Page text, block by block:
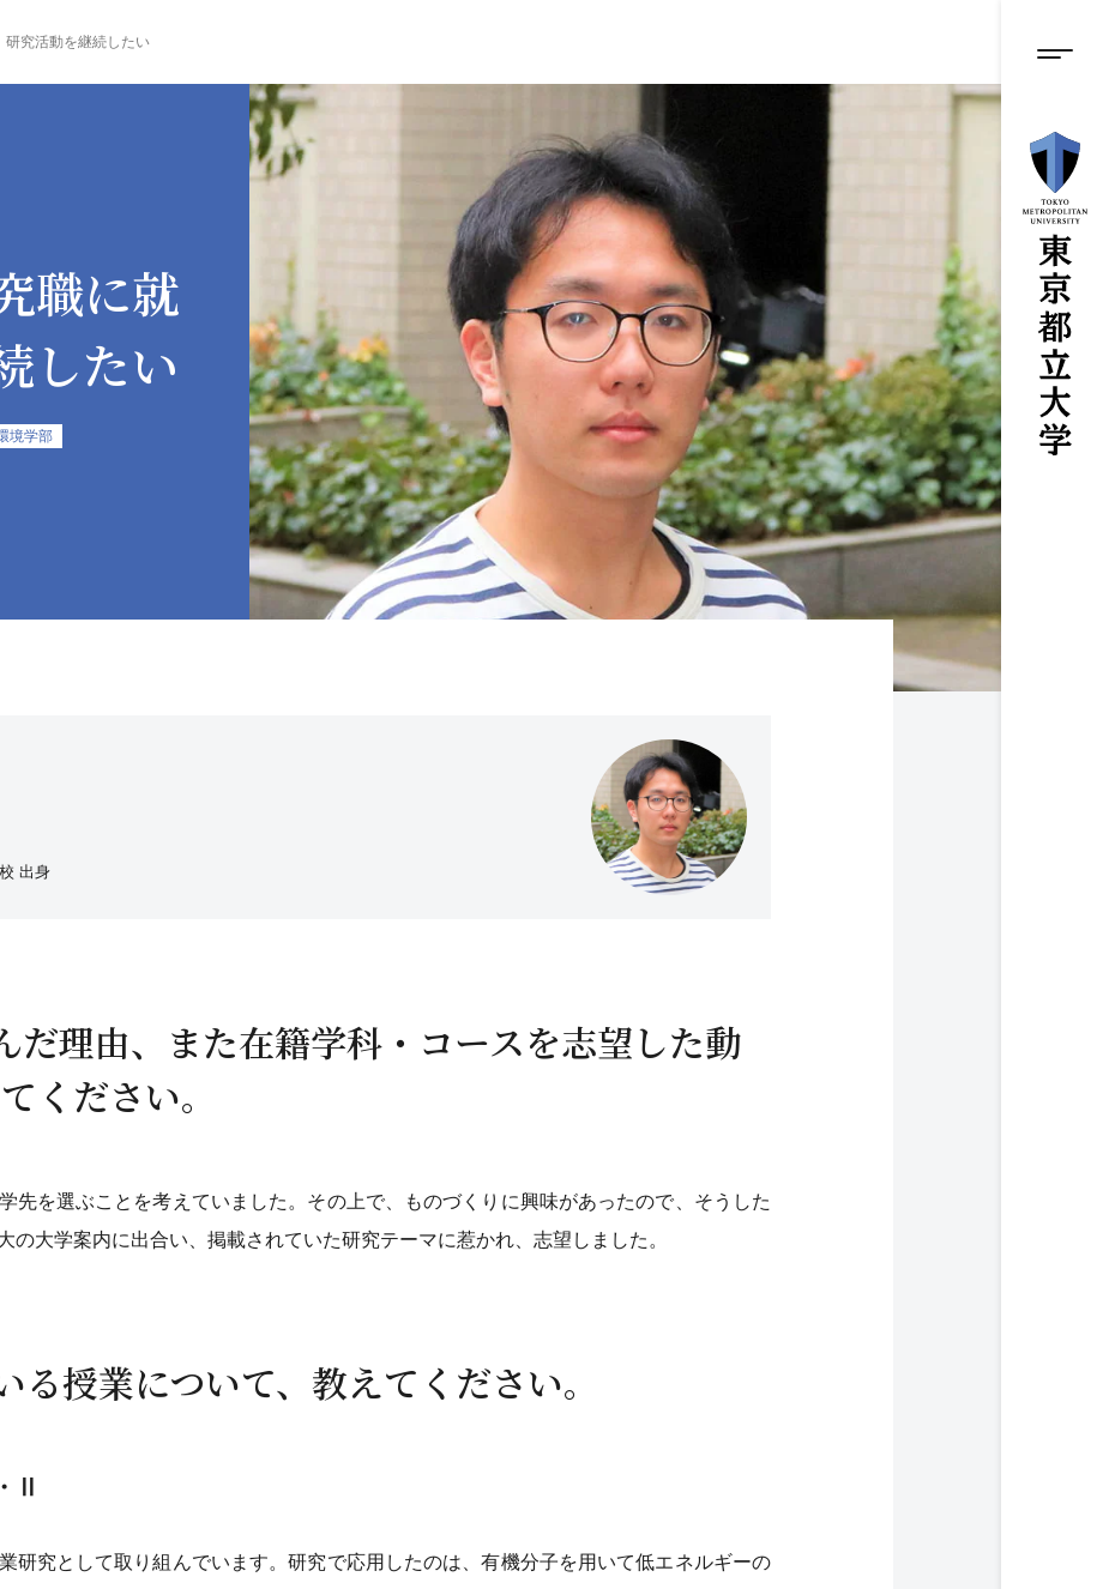
ン
ン
ツ
に
ス
キ
ッ
プ
メニ
研究活動を継続したい
職に就
したい
境学部
出身
だ理由、また在籍学科・コースを志望した動
ください。
先を選ぶことを考えていました。その上で、ものづくりに興味があったので、そうした
の大学案内に出合い、掲載されていた研究テーマに惹かれ、志望しました。
る授業について、教えてください。
Ⅱ
研究として取り組んでいます。研究で応用したのは、有機分子を用いて低エネルギーの